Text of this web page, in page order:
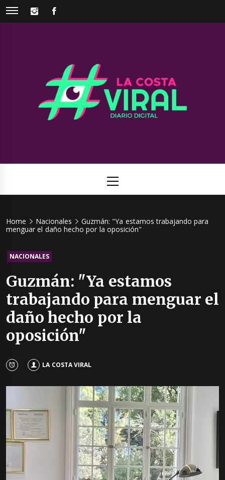
Skip
INSTAGRAM
Viral
Menu
Home Nacionales
Guzmán: "Ya estamos trabajando para
menguar el daño hecho por la oposición"
NACIONALES
Guzmán: "Ya estamos
trabajando para menguar el
daño hecho por la
oposición"
LA COSTA VIRAL